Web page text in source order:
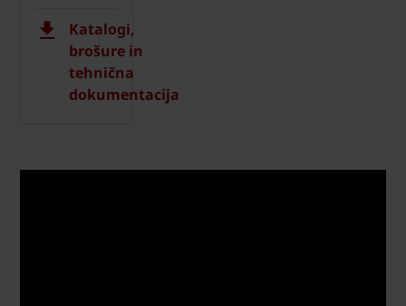
Katalogi,
brošure in
tehnična
dokumentacija